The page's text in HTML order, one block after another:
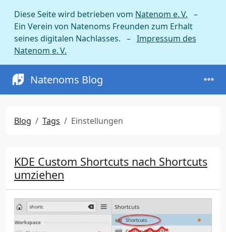
Diese Seite wird betrieben vom Natenom e. V. –
Ein Verein von Natenoms Freunden zum Erhalt
seines digitalen Nachlasses. – Impressum des
Natenom e. V.
Natenoms Blog
Blog Tags Einstellungen
KDE Custom Shortcuts nach Shortcuts
umziehen